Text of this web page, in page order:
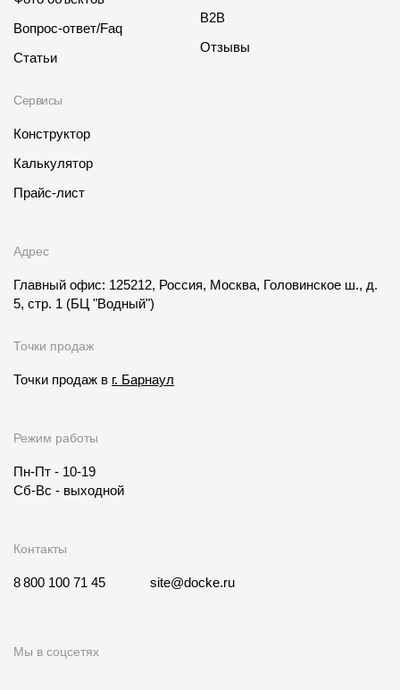
Вопрос-ответ/Faq
Статьи
Сервисы
Конструктор
Калькулятор
Прайс-лист
B2B
Отзывы
Адрес
Главный офис: 125212, Россия, Москва, Головинское ш., д.
5, стр. 1 (БЦ "Водный")
Точки продаж
Точки продаж в г. Барнаул
Режим работы
Пн-Пт - 10-19
Сб-Вс - выходной
Контакты
8 800 100 71 45 site@docke.ru
Мы в соцсетях